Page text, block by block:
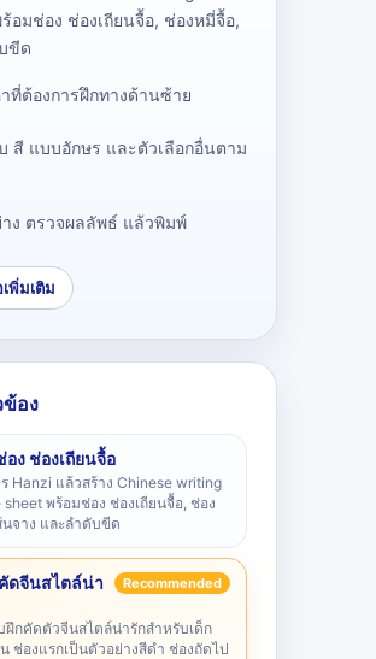
อมช่อง ช่องเถียนจื้อ, ช่องหมี่จื้อ,
ขีด
ที่ต้องการฝึกทางด้านซ้าย
สี แบบอักษร และตัวเลือกอื่นตาม
าง ตรวจผลลัพธ์ แล้วพิมพ์
พิ่มเติม
ข้อง
ง ช่องเถียนจื้อ
Hanzi แล้วสร้าง Chinese writing
พร้อมช่อง ช่องเถียนจื้อ, ช่อง
นจาง และลำดับขีด
ดจีนสไตล์น่า
Recommended
ฝึกคัดตัวจีนสไตล์น่ารักสำหรับเด็ก
ช่องแรกเป็นตัวอย่างสีดำ ช่องถัดไป